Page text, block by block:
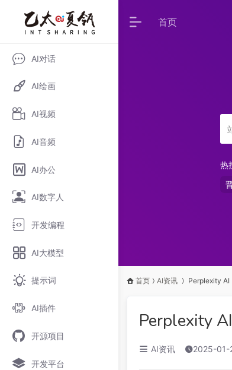
AI对话
AI绘画
AI视频
AI音频
AI办公
AI数字人
开发编程
AI大模型
提示词
AI插件
开源项目
开发平台
首页
热
首页 AI资讯 Perplexity AI
Perplexity
AI资讯 2025-01-